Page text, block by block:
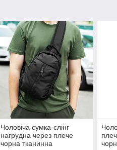
Чоловіча сумка-слінг
нагрудна через плече
чорна тканинна